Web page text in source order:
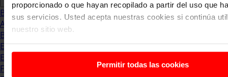
proporcionado o que hayan recopilado a partir del uso que
sus servicios. Usted acepta nuestras cookies si continúa
nuestro sitio web.
Permitir todas las cookies
Blog
Abogacia
Business
Empleo & Emprendimiento
Empresas
Finanzas